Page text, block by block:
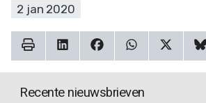
2 jan 2020
Recente nieuwsbrieven